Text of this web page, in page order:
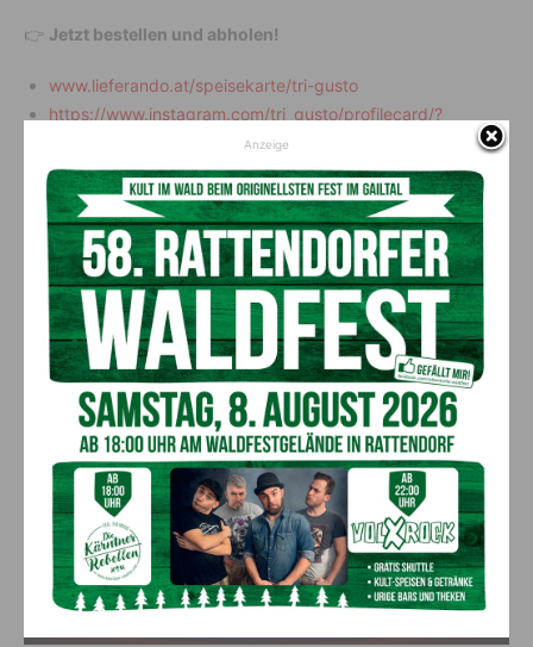
👉 Jetzt bestellen und abholen!
www.lieferando.at/speisekarte/tri-gusto
https://www.instagram.com/tri_gusto/profilecard/?
igsh=NnhkdGpraThkdnp5Anzeige